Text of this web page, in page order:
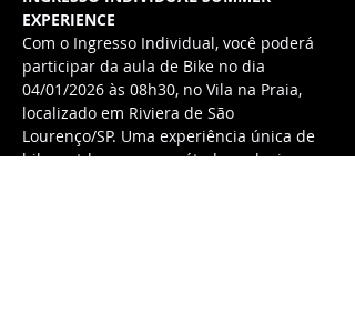
EXPERIENCE
Com o Ingresso Individual, você poderá
participar da aula de Bike no dia
04/01/2026 às 08h30, no Vila na Praia,
localizado em Riviera de São
Lourenço/SP. Uma experiência única de
bike outdoor com o método exclusivo